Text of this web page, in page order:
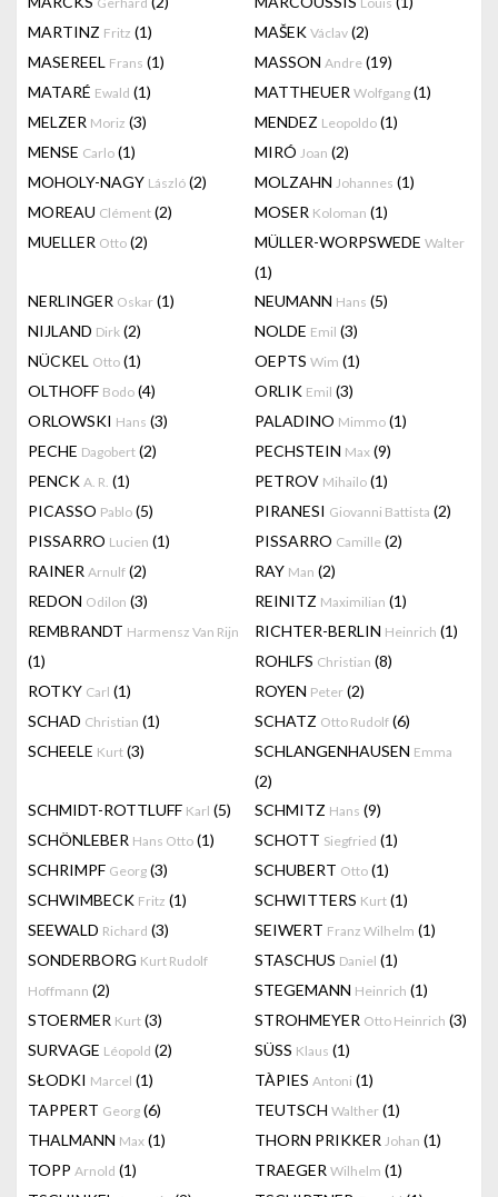
MARTINZ Fritz (1) MAŠEK Václav (2)
MASEREEL Frans (1) MASSON Andre (19)
MATARÉ Ewald (1) MATTHEUER Wolfgang (1)
MELZER Moriz (3) MENDEZ Leopoldo (1)
MENSE Carlo (1) MIRÓ Joan (2)
MOHOLY-NAGY László (2) MOLZAHN Johannes (1)
MOREAU Clément (2) MOSER Koloman (1)
MUELLER Otto (2) MÜLLER-WORPSWEDE Walter
(1)
NERLINGER Oskar (1) NEUMANN Hans (5)
NIJLAND Dirk (2) NOLDE Emil (3)
NÜCKEL Otto (1) OEPTS Wim (1)
OLTHOFF Bodo (4) ORLIK Emil (3)
ORLOWSKI Hans (3) PALADINO Mimmo (1)
PECHE Dagobert (2) PECHSTEIN Max (9)
PENCK A. R. (1) PETROV Mihailo (1)
PICASSO Pablo (5) PIRANESI Giovanni Battista (2)
PISSARRO Lucien (1) PISSARRO Camille (2)
RAINER Arnulf (2) RAY Man (2)
REDON Odilon (3) REINITZ Maximilian (1)
REMBRANDT Harmensz Van Rijn
(1)
RICHTER-BERLIN Heinrich (1)
ROHLFS Christian (8)
ROTKY Carl (1) ROYEN Peter (2)
SCHAD Christian (1) SCHATZ Otto Rudolf (6)
SCHEELE Kurt (3) SCHLANGENHAUSEN Emma
(2)
SCHMIDT-ROTTLUFF Karl (5) SCHMITZ Hans (9)
SCHÖNLEBER Hans Otto (1) SCHOTT Siegfried (1)
SCHRIMPF Georg (3) SCHUBERT Otto (1)
SCHWIMBECK Fritz (1) SCHWITTERS Kurt (1)
SEEWALD Richard (3) SEIWERT Franz Wilhelm (1)
SONDERBORG Kurt Rudolf
Hoffmann (2)
STASCHUS Daniel (1)
STEGEMANN Heinrich (1)
STOERMER Kurt (3) STROHMEYER Otto Heinrich (3)
SURVAGE Léopold (2) SÜSS Klaus (1)
SŁODKI Marcel (1) TÀPIES Antoni (1)
TAPPERT Georg (6) TEUTSCH Walther (1)
THALMANN Max (1) THORN PRIKKER Johan (1)
TOPP Arnold (1) TRAEGER Wilhelm (1)